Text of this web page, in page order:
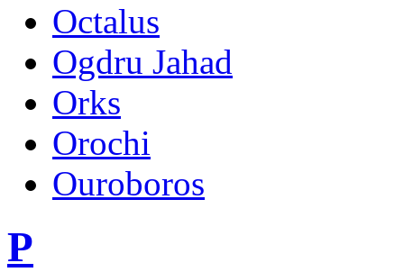
Octalus
Ogdru Jahad
Orks
Orochi
Ouroboros
P